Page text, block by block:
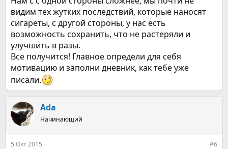
видим тех жутких последствий, которые наносят
сигареты, с другой стороны, у нас есть
возможность сохранить, что не растеряли и
улучшить в разы.
Все получится! Главное определи для себя
мотивацию и заполни дневник, как тебе уже
писали.
Ada
Начинающий
5 Окт 2015 #6